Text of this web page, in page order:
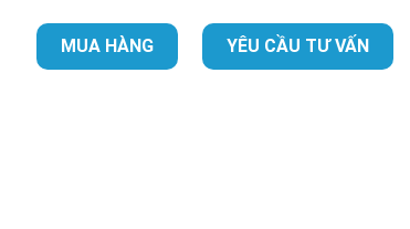
MUA HÀNG YÊU CẦU TƯ VẤN